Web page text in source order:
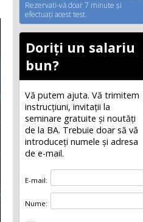
Rezervati-vă doar 7 minute şi
efectuaţi acest test.
Doriți un salariu
bun?
Vă putem ajuta. Vă trimitem
instrucțiuni, invitaţii la
seminare gratuite şi noutăţi
de la BA. Trebuie doar să vă
introduceţi numele și adresa
de e-mail.
E-mail:
Nume: